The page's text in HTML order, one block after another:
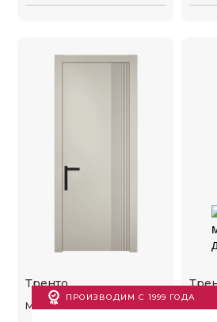
ПРОИЗВОДИМ С 1999 ГОДА
Тренто
Модель: